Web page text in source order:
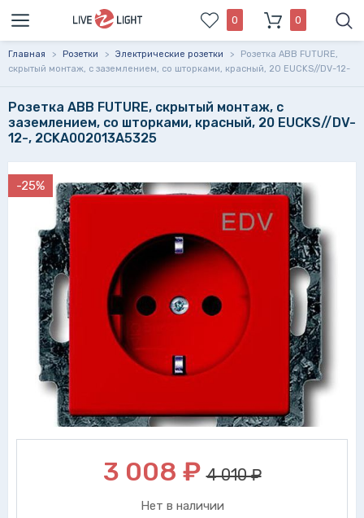
0 0
Главная > Розетки > Электрические розетки >
Розетка ABB FUTURE,
скрытый монтаж, с заземлением, со шторками, красный, 20 EUCKS//DV-12-
Розетка ABB FUTURE, скрытый монтаж, с
заземлением, со шторками, красный, 20 EUCKS//DV-
12-, 2CKA002013A5325
-25%
3 008 ₽ 4 010 ₽
Нет в наличии